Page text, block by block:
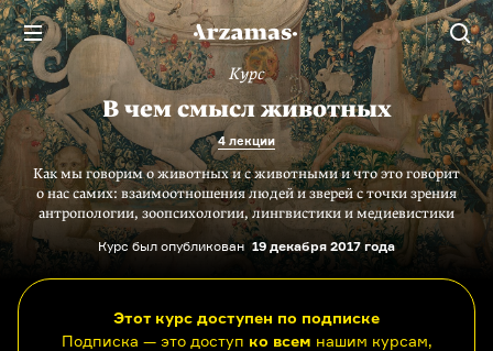
Курс
В чем смысл животных
4 лекции
Как мы говорим о животных и с животными и что это говорит
о нас самих: взаимоотношения людей и зверей с точки зрения
антропологии, зоопсихологии, лингвистики и медиевистики
Курс был опубликован 19 декабря 2017 года
Этот курс доступен по подписке
Подписка — это доступ ко всем нашим курсам,